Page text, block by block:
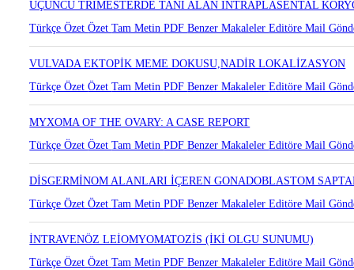
Türkçe ÖzetÖzetTam MetinPDFBenzer MakalelerEditöre Mail
ÜÇÜNCÜ TRİMESTERDE TANI ALAN İNTRAPLASENTAL
Türkçe ÖzetÖzetTam MetinPDFBenzer MakalelerEditöre Mail
VULVADA EKTOPİK MEME DOKUSU,NADİR LOKALİZASYON
Türkçe ÖzetÖzetTam MetinPDFBenzer Makaleler
MYXOMA OF THE OVARY: A CASE REPORT
Türkçe ÖzetÖzetTam MetinPDFBenzer MakalelerEditöre Mail
DİSGERMİNOM ALANLARI İÇEREN GONADOBLASTOM
Türkçe ÖzetÖzetTam MetinPDFBenzer MakalelerEditöre Mail